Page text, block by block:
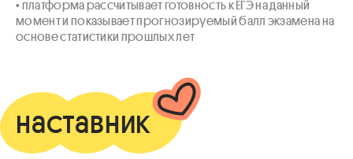
• платформа рассчитывает готовность к ЕГЭ на данный
момент и показывает прогнозируемый балл экзамена на
основе статистики прошлых лет
наставник